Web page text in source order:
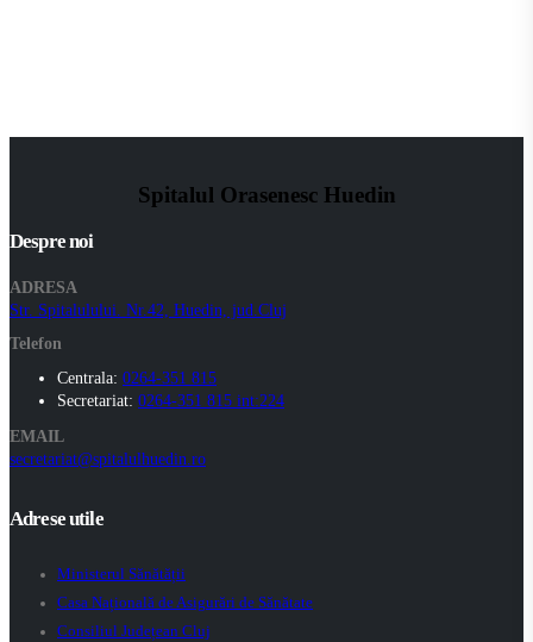
Spitalul Orasenesc Huedin
Despre noi
ADRESA
Str. Spitalulului. Nr.42, Huedin, jud.Cluj
Telefon
Centrala: 0264-351 815
Secretariat: 0264-351 815 int:224
EMAIL
secretariat@spitalulhuedin.ro
Adrese utile
Ministerul Sănătății
Casa Națională de Asigurări de Sănătate
Consiliul Județean Cluj